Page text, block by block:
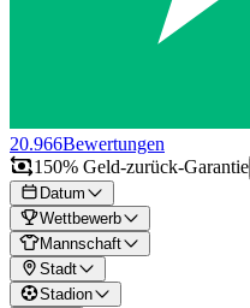
20.966Bewertungen
150% Geld-zurück-Garantie
Datum
Wettbewerb
Mannschaft
Stadt
Stadion